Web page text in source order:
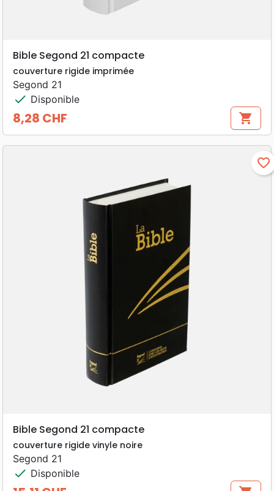
Bible Segond 21 compacte
couverture rigide imprimée
Segond 21
check Disponible
Prix
8,28 CHF shopping_cart
favorite_border
Bible Segond 21 compacte
couverture rigide vinyle noire
Segond 21
check Disponible